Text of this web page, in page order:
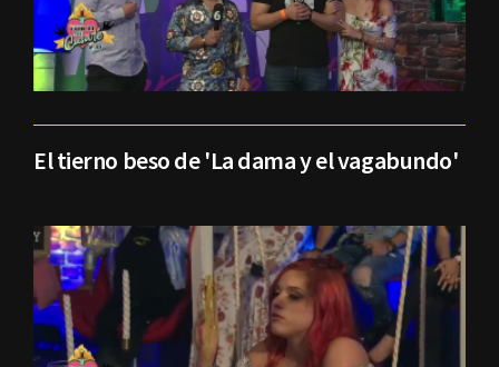
El tierno beso de 'La dama y el vagabundo'